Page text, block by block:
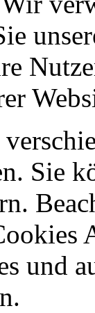
Sie
und